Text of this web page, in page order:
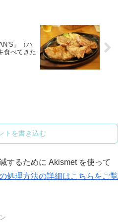
」（ハ
食べてきた
トを書き込む
するために Akismet を使って
処理方法の詳細はこちらをご覧